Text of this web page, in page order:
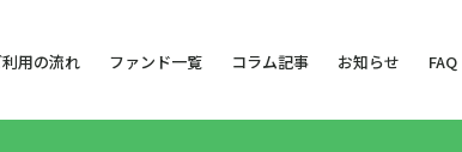
利用の流れ ファンド一覧 コラム記事 お知らせ FAQ